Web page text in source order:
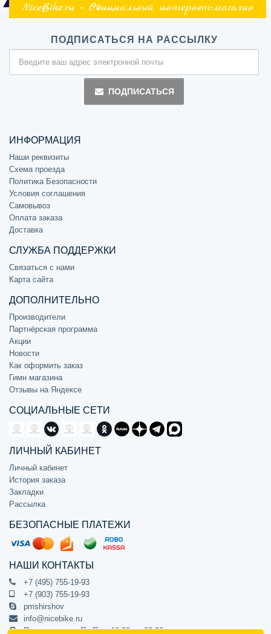
NiceBike.ru - Официальный интернет-магазин
ПОДПИСАТЬСЯ НА РАССЫЛКУ
ПОДПИСАТЬСЯ
ИНФОРМАЦИЯ
Наши реквизиты
Схема проезда
Политика Безопасности
Условия соглашения
Самовывоз
Оплата заказа
Доставка
СЛУЖБА ПОДДЕРЖКИ
Связаться с нами
Карта сайта
ДОПОЛНИТЕЛЬНО
Производители
Партнёрская программа
Акции
Новости
Как оформить заказ
Гимн магазина
Отзывы на Яндексе
СОЦИАЛЬНЫЕ СЕТИ
ЛИЧНЫЙ КАБИНЕТ
Личный кабинет
История заказа
Закладки
Рассылка
БЕЗОПАСНЫЕ ПЛАТЕЖИ
НАШИ КОНТАКТЫ
+7 (495) 755-19-93
+7 (903) 755-19-93
pmshirshov
info@nicebike.ru
Прием звонков Пн-Пт с 10:00 до 20:00